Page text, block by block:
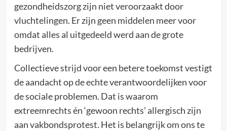
gezondheidszorg zijn niet veroorzaakt door
vluchtelingen. Er zijn geen middelen meer voor
omdat alles al uitgedeeld werd aan de grote
bedrijven.
Collectieve strijd voor een betere toekomst vestigt
de aandacht op de echte verantwoordelijken voor
de sociale problemen. Dat is waarom
extreemrechts én ‘gewoon rechts’ allergisch zijn
aan vakbondsprotest. Het is belangrijk om ons te